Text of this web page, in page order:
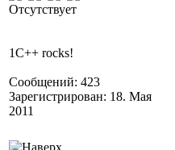
Отсутствует
1C++ rocks!
Сообщений: 423
Зарегистрирован: 18. Мая
2011